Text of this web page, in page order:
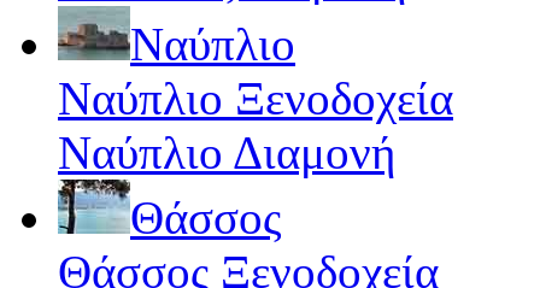
Ναύπλιο
Ναύπλιο Ξενοδοχεία
Ναύπλιο Διαμονή
Θάσσος
Θάσσος Ξενοδοχεία